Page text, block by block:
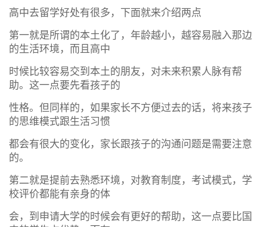
高中去留学好处有很多，下面就来介绍两点
第一就是所谓的本土化了，年龄越小，越容易融入那边
的生活环境，而且高中
时候比较容易交到本土的朋友，对未来积累人脉有帮
助。这一点要先看孩子的
性格。但同样的，如果家长不方便过去的话，将来孩子
的思维模式跟生活习惯
都会有很大的变化，家长跟孩子的沟通问题是需要注意
的。
第二就是提前去熟悉环境，对教育制度，考试模式，学
校评价都能有亲身的体
会，到申请大学的时候会有更好的帮助，这一点要比国